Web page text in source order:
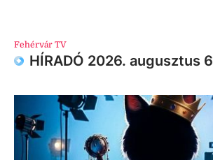
Fehérvár TV
HÍRADÓ 2026. augusztus